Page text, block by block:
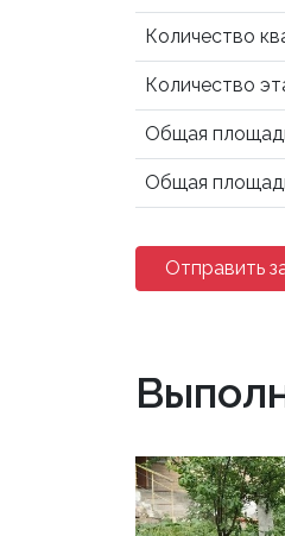
Количество
Количество
Общая
Общая
Отправить